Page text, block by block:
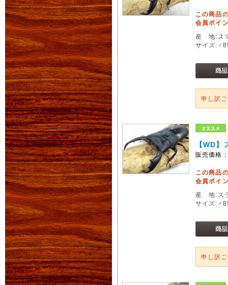
この商品
会員ポイ
産 地:ス
サイズ
申し訳
【WD
販売価格
この商品
会員ポイ
産 地:ス
サイズ
申し訳